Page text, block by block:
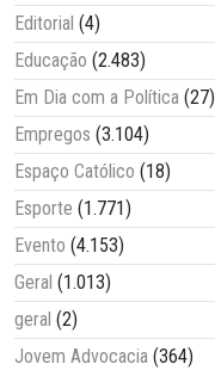
Editorial (4)
Educação (2.483)
Em Dia com a Política (27)
Empregos (3.104)
Espaço Católico (18)
Esporte (1.771)
Evento (4.153)
Geral (1.013)
geral (2)
Jovem Advocacia (364)